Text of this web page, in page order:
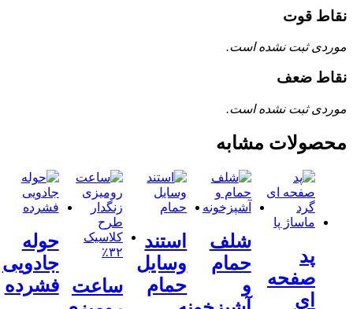
نقاط قوت
موردی ثبت نشده است.
نقاط ضعف
موردی ثبت نشده است.
محصولات مشابه
پد
صفحه
ای
شلف
حمام
و
استند
وسایل
حمام
٪۳۲
ساعت
حوله
جادویی
فشرده